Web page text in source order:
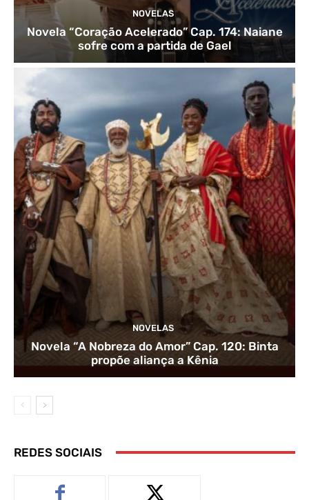
NOVELAS
Novela “Coração Acelerado” Cap. 174: Naiane
sofre com a partida de Gael
NOVELAS
Novela “A Nobreza do Amor” Cap. 120: Binta
propõe aliança a Kênia
REDES SOCIAIS